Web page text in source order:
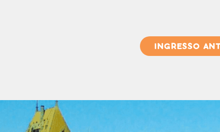
INGRESSO